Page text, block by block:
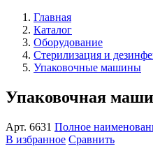
Главная
Каталог
Оборудование
Стерилизация и
Упаковочные машины
Упаковочная
Арт. 6631 Полное
В избранное Сравнить